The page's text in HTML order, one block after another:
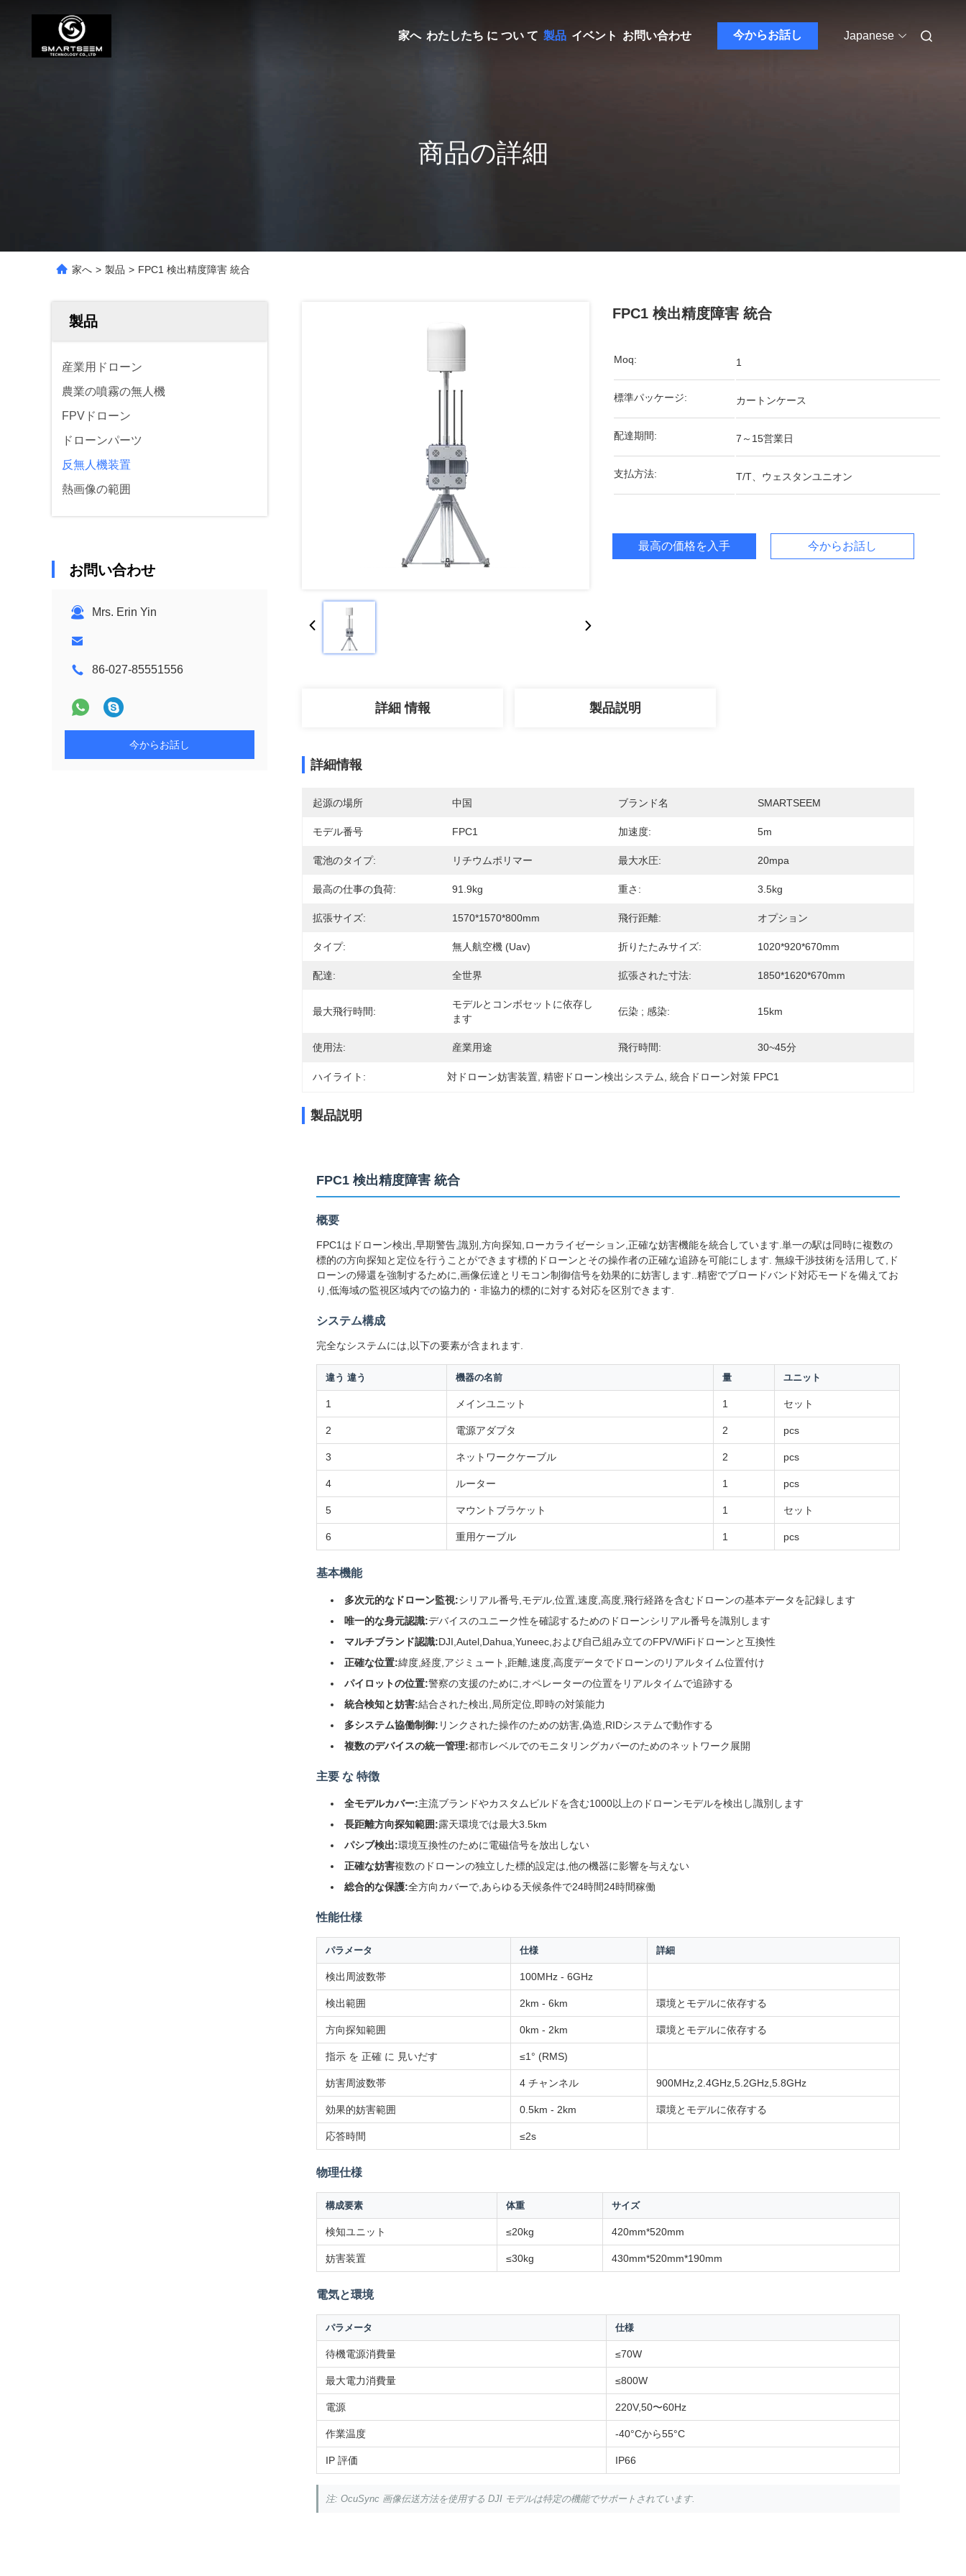
家へ わたしたち に つい て 製品 イベント お問い合わせ 今からお話し Japanese
商品の詳細
家へ > 製品 > FPC1 検出精度障害 統合
製品
産業用ドローン
農業の噴霧の無人機
FPVドローン
ドローンパーツ
反無人機装置
熱画像の範囲
お問い合わせ
Mrs. Erin Yin
86-027-85551556
今からお話し
FPC1 検出精度障害 統合
Moq: 1
標準パッケージ: カートンケース
配達期間: 7～15営業日
支払方法: T/T、ウェスタンユニオン
最高の価格を入手 今からお話し
詳細 情報 製品説明
詳細情報
起源の場所 中国 ブランド名 SMARTSEEM
モデル番号 FPC1 加速度: 5m
電池のタイプ: リチウムポリマー 最大水圧: 20mpa
最高の仕事の負荷: 91.9kg 重さ: 3.5kg
拡張サイズ: 1570*1570*800mm 飛行距離: オプション
タイプ: 無人航空機 (Uav) 折りたたみサイズ: 1020*920*670mm
配達: 全世界 拡張された寸法: 1850*1620*670mm
最大飛行時間:
モデルとコンボセットに依存し
ます
伝染 ; 感染: 15km
使用法: 産業用途 飛行時間: 30~45分
ハイライト: 対ドローン妨害装置 , 精密ドローン検出システム , 統合ドローン対策 FPC1
製品説明
FPC1 検出精度障害 統合
概要
FPC1はドローン検出,早期警告,識別,方向探知,ローカライゼーション,正確な妨害機能を統合しています.単一の駅は同時に複数の
標的の方向探知と定位を行うことができます標的ドローンとその操作者の正確な追跡を可能にします. 無線干渉技術を活用して,ド
ローンの帰還を強制するために,画像伝達とリモコン制御信号を効果的に妨害します..精密でブロードバンド対応モードを備えてお
り,低海域の監視区域内での協力的・非協力的標的に対する対応を区別できます.
システム構成
完全なシステムには,以下の要素が含まれます.
違う 違う 機器の名前 量 ユニット
1 メインユニット 1 セット
2 電源アダプタ 2 pcs
3 ネットワークケーブル 2 pcs
4 ルーター 1 pcs
5 マウントブラケット 1 セット
6 重用ケーブル 1 pcs
基本機能
多次元的なドローン監視:シリアル番号,モデル,位置,速度,高度,飛行経路を含むドローンの基本データを記録します
唯一的な身元認識:デバイスのユニーク性を確認するためのドローンシリアル番号を識別します
マルチブランド認識:DJI,Autel,Dahua,Yuneec,および自己組み立てのFPV/WiFiドローンと互換性
正確な位置:緯度,経度,アジミュート,距離,速度,高度データでドローンのリアルタイム位置付け
パイロットの位置:警察の支援のために,オペレーターの位置をリアルタイムで追跡する
統合検知と妨害:結合された検出,局所定位,即時の対策能力
多システム協働制御: リンクされた操作のための妨害,偽造,RIDシステムで動作する
複数のデバイスの統一管理:都市レベルでのモニタリングカバーのためのネットワーク展開
主要 な 特徴
全モデルカバー:主流ブランドやカスタムビルドを含む1000以上のドローンモデルを検出し識別します
長距離方向探知範囲:露天環境では最大3.5km
パシブ検出:環境互換性のために電磁信号を放出しない
正確な妨害複数のドローンの独立した標的設定は,他の機器に影響を与えない
総合的な保護:全方向カバーで,あらゆる天候条件で24時間24時間稼働
性能仕様
パラメータ 仕様 詳細
検出周波数帯 100MHz - 6GHz
検出範囲 2km - 6km 環境とモデルに依存する
方向探知範囲 0km - 2km 環境とモデルに依存する
指示 を 正確 に 見いだす ≤1° (RMS)
妨害周波数帯 4 チャンネル 900MHz,2.4GHz,5.2GHz,5.8GHz
効果的妨害範囲 0.5km - 2km 環境とモデルに依存する
応答時間 ≤2s
物理仕様
構成要素 体重 サイズ
検知ユニット ≤20kg 420mm*520mm
妨害装置 ≤30kg 430mm*520mm*190mm
電気と環境
パラメータ 仕様
待機電源消費量 ≤70W
最大電力消費量 ≤800W
電源 220V,50〜60Hz
作業温度 -40°Cから55°C
IP 評価 IP66
注: OcuSync 画像伝送方法を使用する DJI モデルは特定の機能でサポートされています.